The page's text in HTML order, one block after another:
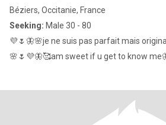
Béziers, Occitanie, France
Seeking: Male 30 - 80
💜🌷🦋🌸je ne suis pas parfait mais
🌸🌷💜🦋🥰am sweet if u get to know